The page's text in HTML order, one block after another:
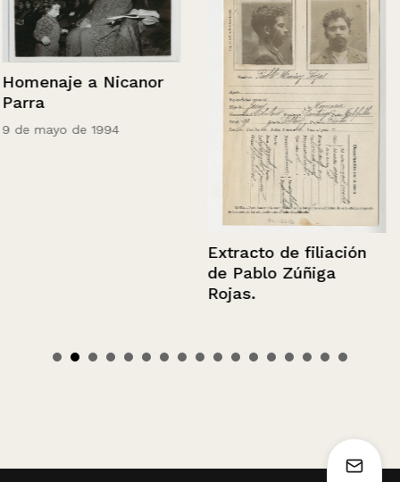
Homenaje a Nicanor
Parra
9 de mayo de 1994
Extracto de filiación
de Pablo Zúñiga
Rojas.